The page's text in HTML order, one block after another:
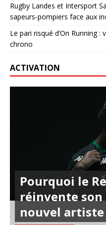
Rugby Landes et Intersport
sapeurs-pompiers face aux
Le pari risqué d’On Running
chrono
ACTIVATION
Pourquoi le
réinvente
nouvel artiste